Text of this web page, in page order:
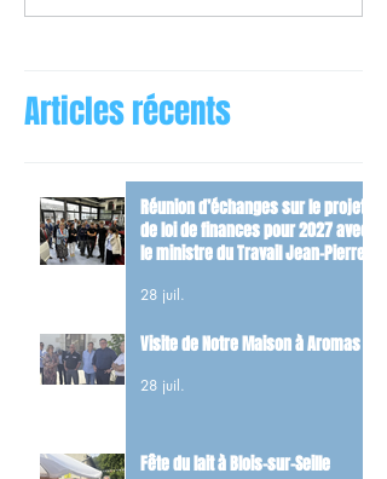
Articles récents
Réunion d’échanges sur le projet
de loi de finances pour 2027 avec
le ministre du Travail Jean-Pierre
28 juil.
Visite de Notre Maison à Aromas
28 juil.
Fête du lait à Blois-sur-Seille